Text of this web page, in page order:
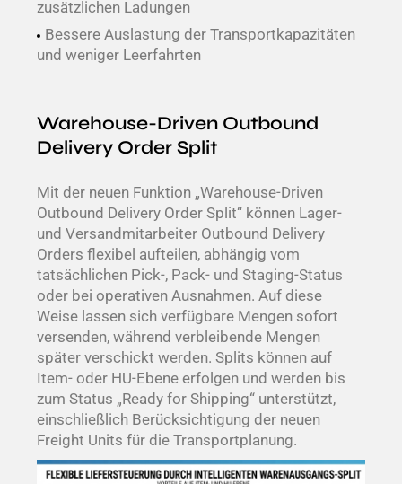
zusätzlichen Ladungen
Bessere Auslastung der Transportkapazitäten
und weniger Leerfahrten
Warehouse-Driven Outbound
Delivery Order Split
Mit der neuen Funktion „Warehouse-Driven
Outbound Delivery Order Split“ können Lager-
und Versandmitarbeiter Outbound Delivery
Orders flexibel aufteilen, abhängig vom
tatsächlichen Pick-, Pack- und Staging-Status
oder bei operativen Ausnahmen. Auf diese
Weise lassen sich verfügbare Mengen sofort
versenden, während verbleibende Mengen
später verschickt werden. Splits können auf
Item- oder HU-Ebene erfolgen und werden bis
zum Status „Ready for Shipping“ unterstützt,
einschließlich Berücksichtigung der neuen
Freight Units für die Transportplanung.